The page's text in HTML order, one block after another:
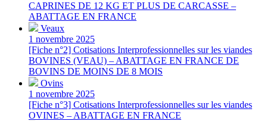
CAPRINES DE 12 KG ET PLUS DE CARCASSE –
ABATTAGE EN FRANCE
Veaux
1 novembre 2025
[Fiche n°2] Cotisations Interprofessionnelles sur les viandes
BOVINES (VEAU) – ABATTAGE EN FRANCE DE
BOVINS DE MOINS DE 8 MOIS
Ovins
1 novembre 2025
[Fiche n°3] Cotisations Interprofessionnelles sur les viandes
OVINES – ABATTAGE EN FRANCE